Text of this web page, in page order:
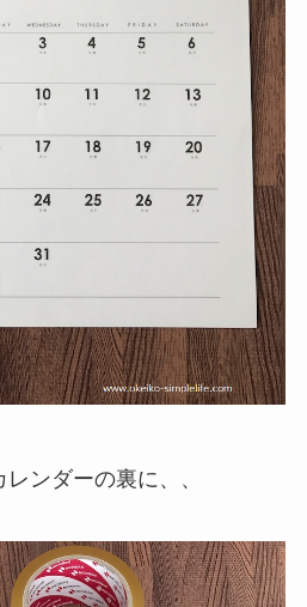
ンダーの裏に、、